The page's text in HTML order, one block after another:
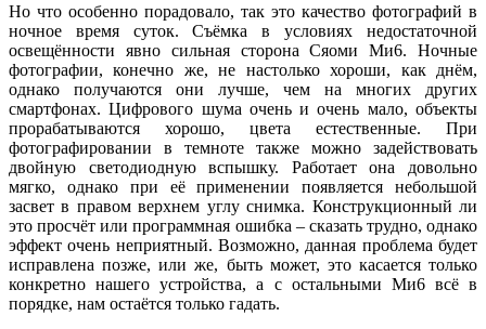
Но что особенно порадовало, так это качество фотографий в
ночное время суток. Съёмка в условиях недостаточной
освещённости явно сильная сторона Сяоми Ми6. Ночные
фотографии, конечно же, не настолько хороши, как днём,
однако получаются они лучше, чем на многих других
смартфонах. Цифрового шума очень и очень мало, объекты
прорабатываются хорошо, цвета естественные. При
фотографировании в темноте также можно задействовать
двойную светодиодную вспышку. Работает она довольно
мягко, однако при её применении появляется небольшой
засвет в правом верхнем углу снимка. Конструкционный ли
это просчёт или программная ошибка – сказать трудно, однако
эффект очень неприятный. Возможно, данная проблема будет
исправлена позже, или же, быть может, это касается только
конкретно нашего устройства, а с остальными Ми6 всё в
порядке, нам остаётся только гадать.